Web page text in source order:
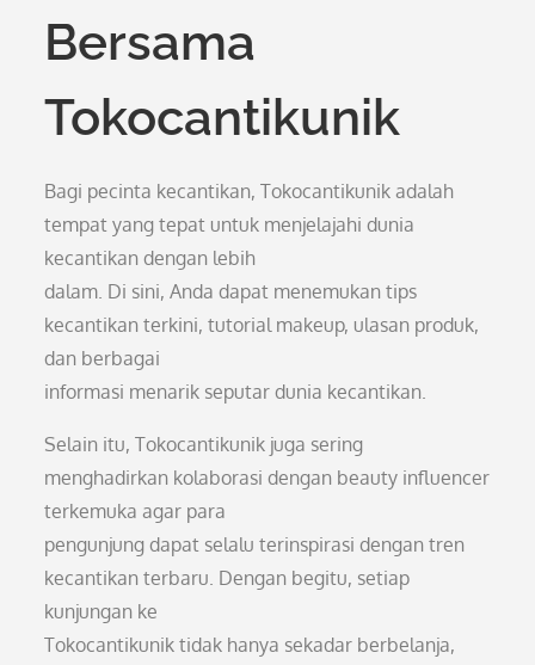
Bersama
Tokocantikunik
Bagi pecinta kecantikan, Tokocantikunik adalah
tempat yang tepat untuk menjelajahi dunia
kecantikan dengan lebih
dalam. Di sini, Anda dapat menemukan tips
kecantikan terkini, tutorial makeup, ulasan produk,
dan berbagai
informasi menarik seputar dunia kecantikan.
Selain itu, Tokocantikunik juga sering
menghadirkan kolaborasi dengan beauty influencer
terkemuka agar para
pengunjung dapat selalu terinspirasi dengan tren
kecantikan terbaru. Dengan begitu, setiap
kunjungan ke
Tokocantikunik tidak hanya sekadar berbelanja,